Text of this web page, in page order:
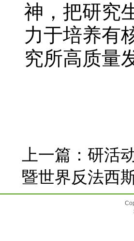
神，把研究
力于培养有
究所高质量
上一篇： 研活
暨世界反法西